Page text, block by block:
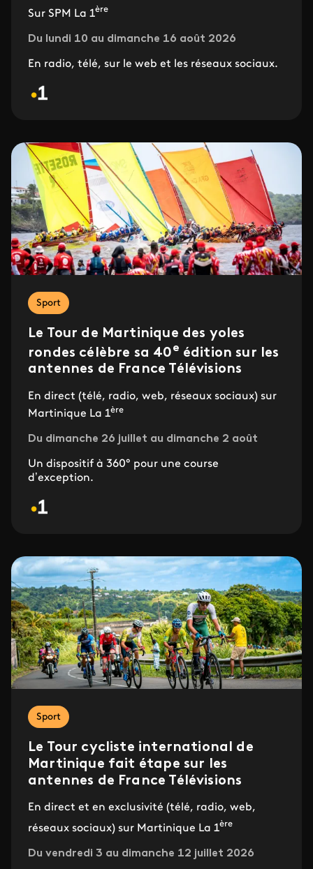
Sur SPM La 1ère
Du lundi 10 au dimanche 16 août 2026
En radio, télé, sur le web et les réseaux sociaux.
Sport
Le Tour de Martinique des yoles
rondes célèbre sa 40e édition sur les
antennes de France Télévisions
En direct (télé, radio, web, réseaux sociaux) sur
Martinique La 1ère
Du dimanche 26 juillet au dimanche 2 août
Un dispositif à 360° pour une course
d’exception.
Sport
Le Tour cycliste international de
Martinique fait étape sur les
antennes de France Télévisions
En direct et en exclusivité (télé, radio, web,
réseaux sociaux) sur Martinique La 1ère
Du vendredi 3 au dimanche 12 juillet 2026